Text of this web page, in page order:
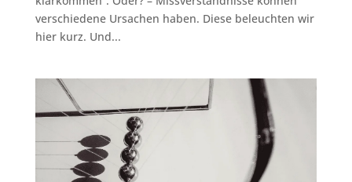
verschiedene Ursachen haben. Diese beleuchten wir
hier kurz. Und...